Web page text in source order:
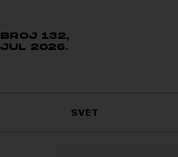
BROJ 132,
JUL 2026.
SVET